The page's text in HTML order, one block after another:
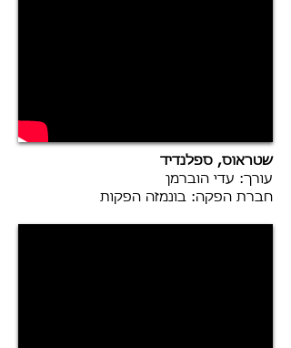
שטראוס, ספלנדיד
עורך: עדי הוברמן
חברת הפקה: בונמזה הפקות